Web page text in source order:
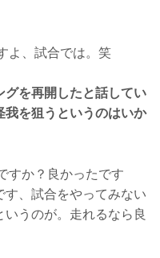
よ、試合では。笑
グを再開したと話してい
我を狙うというのはいか
すか？良かったです
す、試合をやってみない
うのが。走れるなら良